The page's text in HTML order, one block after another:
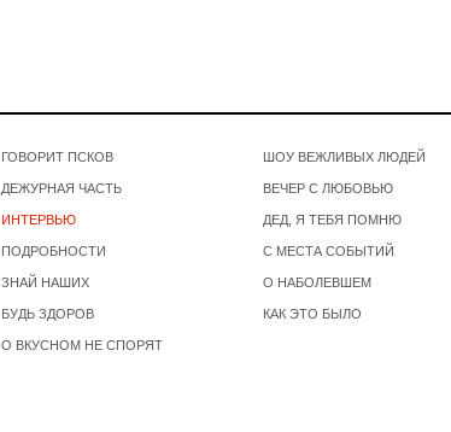
ГОВОРИТ ПСКОВ
ДЕЖУРНАЯ ЧАСТЬ
ИНТЕРВЬЮ
ПОДРОБНОСТИ
ЗНАЙ НАШИХ
БУДЬ ЗДОРОВ
О ВКУСНОМ НЕ СПОРЯТ
ШОУ ВЕЖЛИВЫХ ЛЮДЕЙ
ВЕЧЕР С ЛЮБОВЬЮ
ДЕД, Я ТЕБЯ ПОМНЮ
С МЕСТА СОБЫТИЙ
О НАБОЛЕВШЕМ
КАК ЭТО БЫЛО